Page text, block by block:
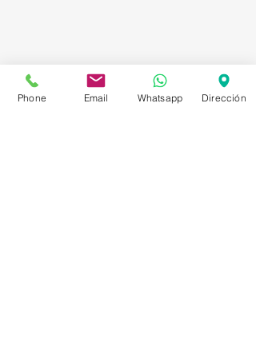
Phone Email Whatsapp Dirección